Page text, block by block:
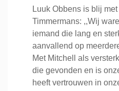
Luuk Obbens is blij
Timmermans: ,,Wij
iemand die lang en
aanvallend op
Met Mitchell als
die gevonden en is
heeft vertrouwen in